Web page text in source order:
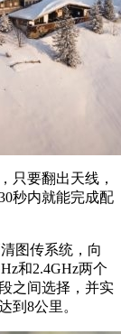
只要翻出天线，
秒内就能完成配
图传系统，向
和2.4GHz两个
之间选择，并实
到8公里。